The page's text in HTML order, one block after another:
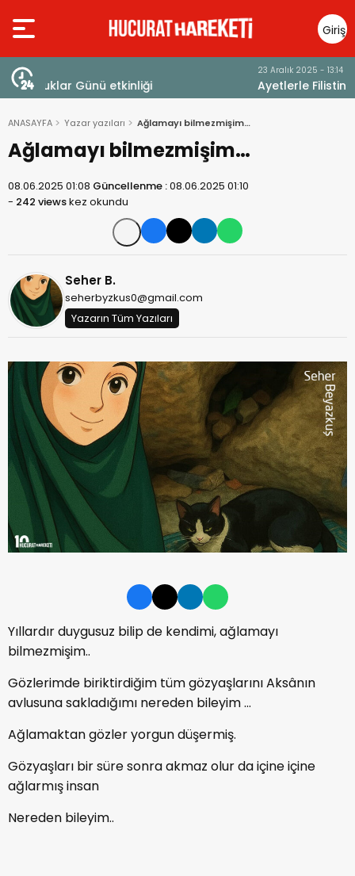
Giriş
Yap
Ayetlerle Filistin ve Mescid-i Aksa
ANASAYFA Yazar yazıları Ağlamayı bilmezmişim…
Ağlamayı bilmezmişim…
08.06.2025 01:08 Güncellenme :08.06.2025 01:10
- 242 viewskez okundu
Seher B.
seherbyzkus0@gmail.com
Yazarın Tüm Yazıları
Yıllardır duygusuz bilip de kendimi, ağlamayı
bilmezmişim..
Gözlerimde biriktirdiğim tüm gözyaşlarını Aksânın
avlusuna sakladığımı nereden bileyim ...
Ağlamaktan gözler yorgun düşermiş.
Gözyaşları bir süre sonra akmaz olur da içine içine
ağlarmış insan
Nereden bileyim..